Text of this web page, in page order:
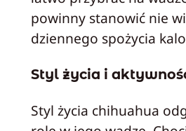
powinny stanowić nie
dziennego spożycia
Styl życia i
Styl życia chihuahua